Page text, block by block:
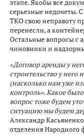
этапе. Якобы все
серьезные недочеты.
ТКО свою неправоту
перенесли, а
Остальные вопросы с
чиновники и
«Договор аренды у
строительство у него
(насколько нам уже
контроль». Какое
вопрос тоже будем
ситуацию мы будем
Александр
отделения Народного